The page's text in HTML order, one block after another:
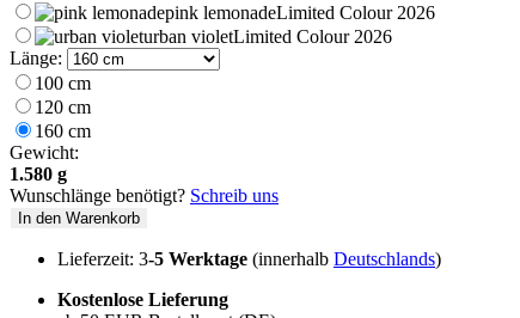
pink lemonadeLimited Colour 2026
urban violetLimited Colour 2026
Länge:
100 cm
120 cm
160 cm
Gewicht:
1.580 g
Wunschlänge benötigt? Schreib uns
In den Warenkorb
Lieferzeit: 3-5 Werktage (innerhalb Deutschlands)
Kostenlose Lieferung